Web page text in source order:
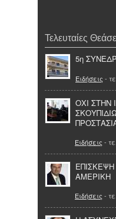
Τελευταίες
5η
Ειδήσεις -
ΟΧΙ ΣΤΗΝ
Ειδήσεις -
ΑΜΕΡΙΚΗ
Ειδήσεις -